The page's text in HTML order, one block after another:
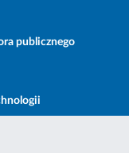
publicznego